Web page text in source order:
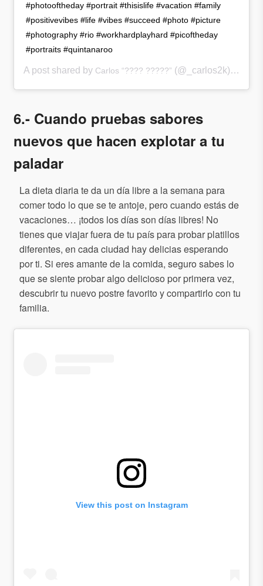
#photooftheday #portrait #thisislife #vacation #family
#positivevibes #life #vibes #succeed #photo #picture
#photography #rio #workhardplayhard #picoftheday
#portraits #quintanaroo
A post shared by Carlos “???? ?????” (@_carlos2k) on
6.- Cuando pruebas sabores
nuevos que hacen explotar a tu
paladar
La dieta diaria te da un día libre a la semana para
comer todo lo que se te antoje, pero cuando estás de
vacaciones… ¡todos los días son días libres! No
tienes que viajar fuera de tu país para probar platillos
diferentes, en cada ciudad hay delicias esperando
por ti. Si eres amante de la comida, seguro sabes lo
que se siente probar algo delicioso por primera vez,
descubrir tu nuevo postre favorito y compartirlo con tu
familia.
View this post on Instagram